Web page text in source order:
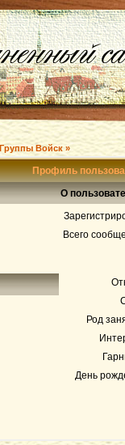
Войск »
Профиль
О
Всего
Род
День